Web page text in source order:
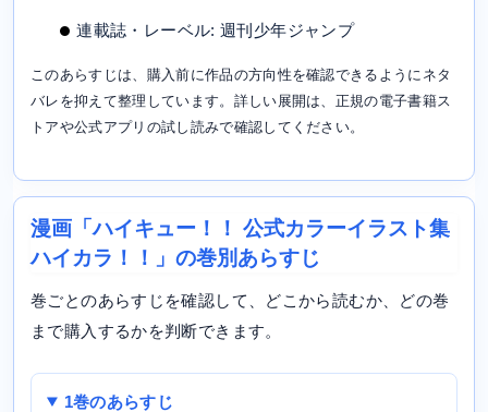
連載誌・レーベル: 週刊少年ジャンプ
このあらすじは、購入前に作品の方向性を確認できるようにネタ
バレを抑えて整理しています。詳しい展開は、正規の電子書籍ス
トアや公式アプリの試し読みで確認してください。
漫画「ハイキュー！！ 公式カラーイラスト集
ハイカラ！！」の巻別あらすじ
巻ごとのあらすじを確認して、どこから読むか、どの巻
まで購入するかを判断できます。
1巻のあらすじ